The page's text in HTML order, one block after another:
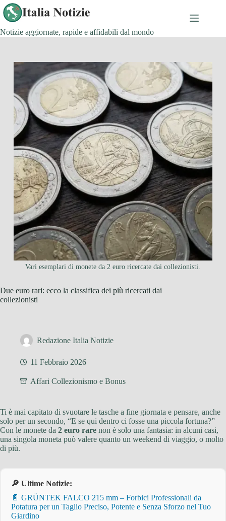
Salta
al
contenuto
Notizie aggiornate, rapide e affidabili dal mondo
Vari esemplari di monete da 2 euro ricercate dai collezionisti.
Due euro rari: ecco la classifica dei più ricercati dai
collezionisti
Redazione Italia Notizie
11 Febbraio 2026
Affari Collezionismo e Bonus
Ti è mai capitato di svuotare le tasche a fine giornata e pensare, anche
solo per un secondo, “E se qui dentro ci fosse una piccola fortuna?”
Con le monete da 2 euro rare non è solo una fantasia: in alcuni casi,
una singola moneta può valere quanto un weekend di viaggio, o molto
di più.
🔎 Ultime Notizie:
📄 GRÜNTEK FALCO 215 mm – Forbici Professionali da
Potatura per un Taglio Preciso, Potente e Senza Sforzo nel Tuo
Giardino